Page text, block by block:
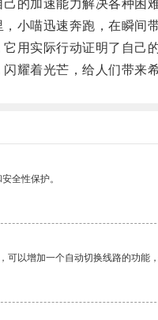
的加速能力解决各种困难
喵迅速奔跑，在瞬间带
实际行动证明了自己的
着光芒，给人们带来希
全性保护。
以增加一个自动切换线路的功能